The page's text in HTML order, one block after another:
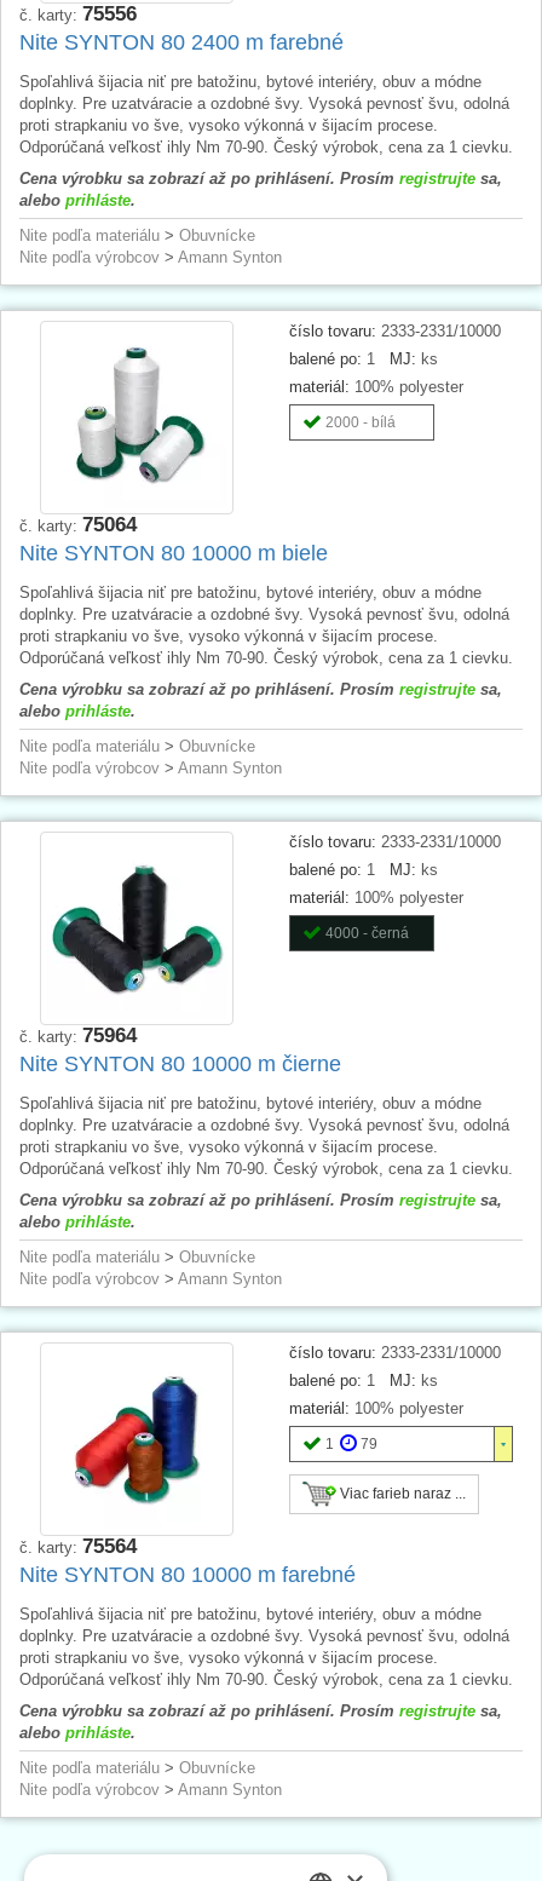
č. karty: 75556
Nite SYNTON 80 2400 m farebné
Spoľahlivá šijacia niť pre batožinu, bytové interiéry, obuv a módne
doplnky. Pre uzatváracie a ozdobné švy. Vysoká pevnosť švu, odolná
proti strapkaniu vo šve, vysoko výkonná v šijacím procese.
Odporúčaná veľkosť ihly Nm 70-90. Český výrobok, cena za 1 cievku.
Cena výrobku sa zobrazí až po prihlásení. Prosím registrujte sa,
alebo prihláste.
Nite podľa materiálu > Obuvnícke
Nite podľa výrobcov > Amann Synton
číslo tovaru: 2333-2331/10000
balené po: 1 MJ: ks
materiál: 100% polyester
2000 - bílá
č. karty: 75064
Nite SYNTON 80 10000 m biele
Spoľahlivá šijacia niť pre batožinu, bytové interiéry, obuv a módne
doplnky. Pre uzatváracie a ozdobné švy. Vysoká pevnosť švu, odolná
proti strapkaniu vo šve, vysoko výkonná v šijacím procese.
Odporúčaná veľkosť ihly Nm 70-90. Český výrobok, cena za 1 cievku.
Cena výrobku sa zobrazí až po prihlásení. Prosím registrujte sa,
alebo prihláste.
Nite podľa materiálu > Obuvnícke
Nite podľa výrobcov > Amann Synton
číslo tovaru: 2333-2331/10000
balené po: 1 MJ: ks
materiál: 100% polyester
4000 - černá
č. karty: 75964
Nite SYNTON 80 10000 m čierne
Spoľahlivá šijacia niť pre batožinu, bytové interiéry, obuv a módne
doplnky. Pre uzatváracie a ozdobné švy. Vysoká pevnosť švu, odolná
proti strapkaniu vo šve, vysoko výkonná v šijacím procese.
Odporúčaná veľkosť ihly Nm 70-90. Český výrobok, cena za 1 cievku.
Cena výrobku sa zobrazí až po prihlásení. Prosím registrujte sa,
alebo prihláste.
Nite podľa materiálu > Obuvnícke
Nite podľa výrobcov > Amann Synton
číslo tovaru: 2333-2331/10000
balené po: 1 MJ: ks
materiál: 100% polyester
1 79
Viac farieb naraz ...
č. karty: 75564
Nite SYNTON 80 10000 m farebné
Spoľahlivá šijacia niť pre batožinu, bytové interiéry, obuv a módne
doplnky. Pre uzatváracie a ozdobné švy. Vysoká pevnosť švu, odolná
proti strapkaniu vo šve, vysoko výkonná v šijacím procese.
Odporúčaná veľkosť ihly Nm 70-90. Český výrobok, cena za 1 cievku.
Cena výrobku sa zobrazí až po prihlásení. Prosím registrujte sa,
alebo prihláste.
Nite podľa materiálu > Obuvnícke
Nite podľa výrobcov > Amann Synton